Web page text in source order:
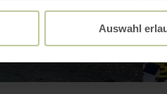
Auswahl